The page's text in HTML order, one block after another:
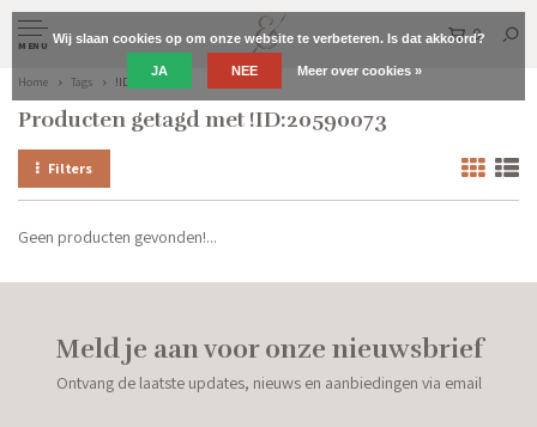
MENU
0
Home Tags !ID:20590073
Producten getagd met !ID:20590073
Filters
Geen producten gevonden!...
Meld je aan voor onze nieuwsbrief
Ontvang de laatste updates, nieuws en aanbiedingen via email
Wij slaan cookies op om onze website te verbeteren. Is dat akkoord?
JA NEE Meer over cookies »